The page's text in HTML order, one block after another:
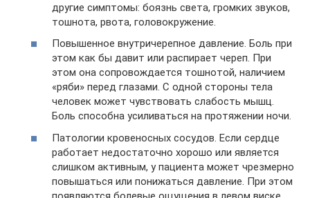
другие симптомы: боязнь света, громких звуков,
тошнота, рвота, головокружение.
Повышенное внутричерепное давление. Боль при
этом как бы давит или распирает череп. При
этом она сопровождается тошнотой, наличием
«ряби» перед глазами. С одной стороны тела
человек может чувствовать слабость мышц.
Боль способна усиливаться на протяжении ночи.
Патологии кровеносных сосудов. Если сердце
работает недостаточно хорошо или является
слишком активным, у пациента может чрезмерно
повышаться или понижаться давление. При этом